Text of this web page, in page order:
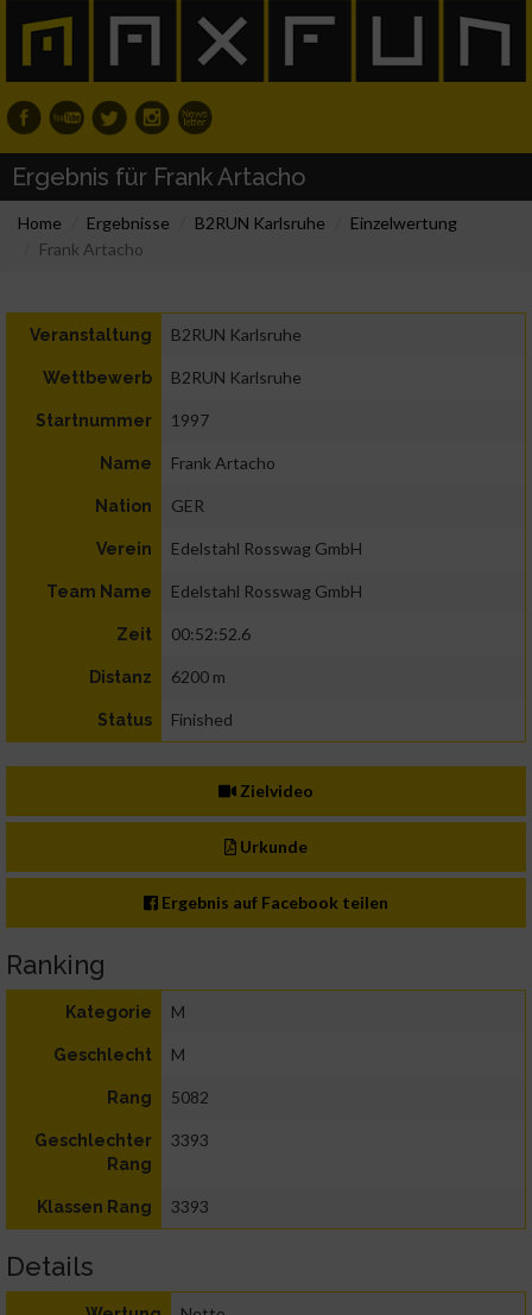
Ergebnis für Frank Artacho
Home Ergebnisse B2RUN Karlsruhe
Einzelwertung
Frank Artacho
Veranstaltung B2RUN Karlsruhe
Wettbewerb B2RUN Karlsruhe
Startnummer 1997
Name Frank Artacho
Nation GER
Verein Edelstahl Rosswag GmbH
Team Name Edelstahl Rosswag GmbH
Zeit 00:52:52.6
Distanz 6200 m
Status Finished
Zielvideo
Urkunde
Ergebnis auf Facebook teilen
Ranking
Kategorie M
Geschlecht M
Rang 5082
Geschlechter
Rang
3393
Klassen Rang 3393
Details